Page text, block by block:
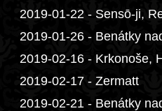
2019-01-22 - Sensō-ji,
2019-01-26 - Benátky
2019-02-16 - Krkonoše,
2019-02-17 - Zermatt
2019-02-21 - Benátky